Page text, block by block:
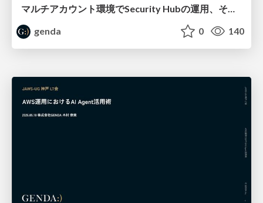
マルチアカウント環境でSecurity Hubの運用、その後どうなった？ / SRE NEXT 2026 miniLT会
genda
0 140